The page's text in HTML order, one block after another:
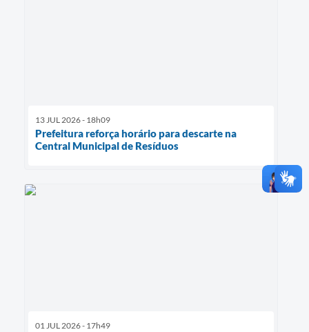
13 JUL 2026 - 18h09
Prefeitura reforça horário para descarte na
Central Municipal de Resíduos
01 JUL 2026 - 17h49